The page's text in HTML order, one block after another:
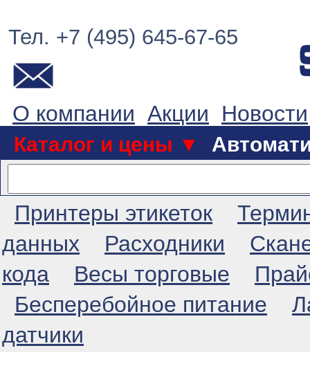
Тел. +7 (495) 645-67-65
О компании Акции Новости
Каталог и цены ▼
Принтеры этикеток
данных
Расходники
кода
Весы торговые
Бесперебойное питание
датчики